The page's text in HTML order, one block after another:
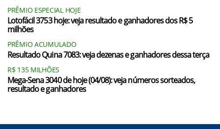
PRÊMIO ESPECIAL HOJE
Lotofácil 3753 hoje: veja resultado e ganhadores dos R$ 5
milhões
PRÊMIO ACUMULADO
Resultado Quina 7083: veja dezenas e ganhadores dessa terça
R$ 135 MILHÕES
Mega-Sena 3040 de hoje (04/08): veja números sorteados,
resultado e ganhadores